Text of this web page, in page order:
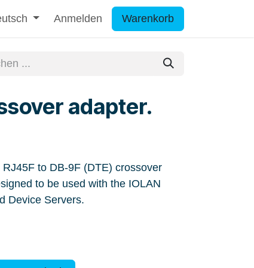
Anmelden Warenkorb
adapter.
to DB-9F (DTE) crossover
to be used with the IOLAN
Device Servers.